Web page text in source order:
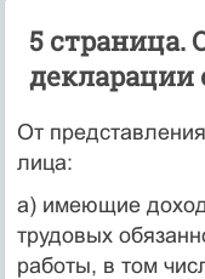
5 страница.
декларации
От
лица:
а) имеющие
трудовых
работы, в том